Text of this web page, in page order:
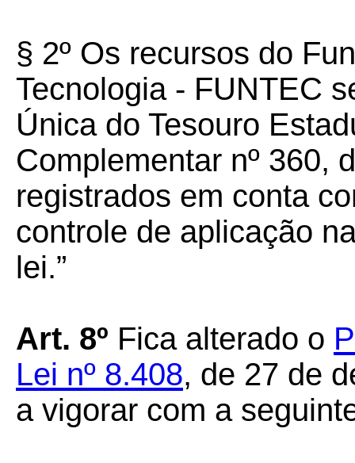
§ 2º Os recursos do
Tecnologia - FUNTEC
Única do Tesouro
Complementar nº 360,
registrados em conta
controle de aplicação
lei.”
Art. 8º Fica alterado o
Lei nº 8.408, de 27 de
a vigorar com a